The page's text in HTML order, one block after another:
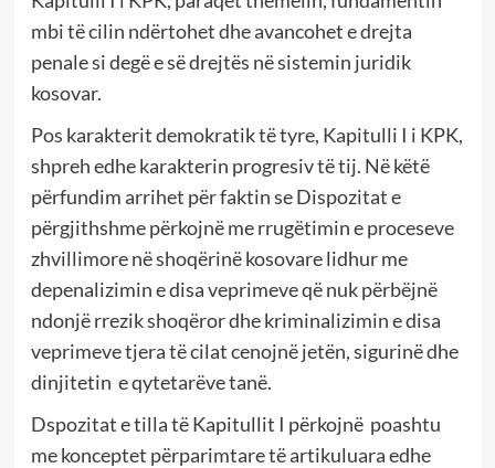
mbi të cilin ndërtohet dhe avancohet e drejta
penale si degë e së drejtës në sistemin juridik
kosovar.
Pos karakterit demokratik të tyre, Kapitulli I i KPK,
shpreh edhe karakterin progresiv të tij. Në këtë
përfundim arrihet për faktin se Dispozitat e
përgjithshme përkojnë me rrugëtimin e proceseve
zhvillimore në shoqërinë kosovare lidhur me
depenalizimin e disa veprimeve që nuk përbëjnë
ndonjë rrezik shoqëror dhe kriminalizimin e disa
veprimeve tjera të cilat cenojnë jetën, sigurinë dhe
dinjitetin e qytetarëve tanë.
Dspozitat e tilla të Kapitullit I përkojnë poashtu
me konceptet përparimtare të artikuluara edhe